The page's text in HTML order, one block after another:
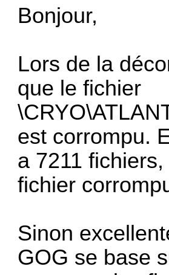
Bonjour,
Lors de la
que le fichier
est corrompu.
a 7211
fichier
Sinon
GOG se base